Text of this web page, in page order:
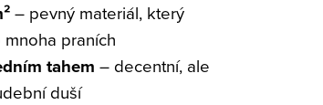
– pevný materiál, který
praních
tahem – decentní, ale
duší